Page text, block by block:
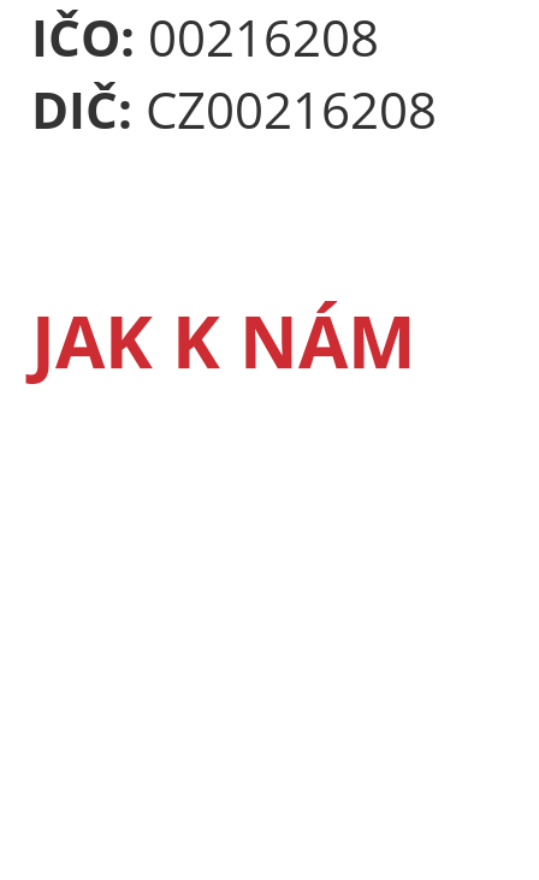
IČO: 00216208
DIČ: CZ00216208
JAK K NÁM